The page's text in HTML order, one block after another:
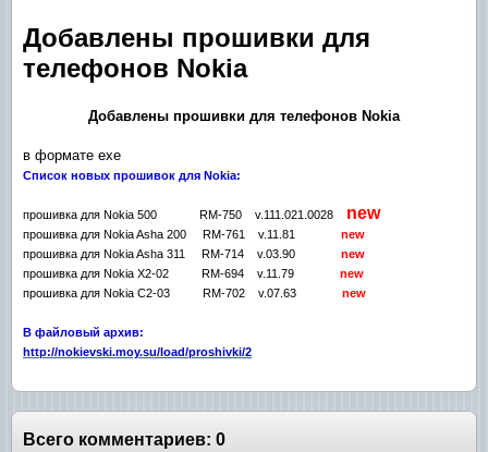
Добавлены прошивки для
телефонов Nokia
Добавлены прошивки для телефонов Nokia
в формате exe
Список новых прошивок для Nokia:
прошивка для Nokia 500 RM-750 v.111.021.0028 new
прошивка для Nokia Asha 200 RM-761 v.11.81 new
прошивка для Nokia Asha 311 RM-714 v.03.90 new
прошивка для Nokia X2-02 RM-694 v.11.79 new
прошивка для Nokia C2-03 RM-702 v.07.63 new
В файловый архив:
http://nokievski.moy.su/load/proshivki/2
Всего комментариев: 0